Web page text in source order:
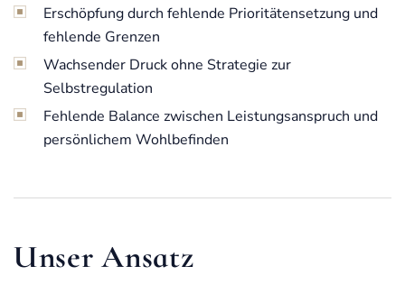
Erschöpfung durch fehlende Prioritätensetzung und
fehlende Grenzen
Wachsender Druck ohne Strategie zur
Selbstregulation
Fehlende Balance zwischen Leistungsanspruch und
persönlichem Wohlbefinden
Unser Ansatz